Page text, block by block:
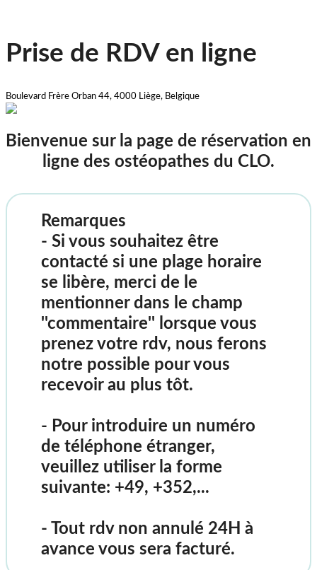
Prise de RDV en ligne
Boulevard Frère Orban 44, 4000 Liège, Belgique
Bienvenue sur la page de réservation en
ligne des ostéopathes du CLO.
Remarques
- Si vous souhaitez être
contacté si une plage horaire
se libère, merci de le
mentionner dans le champ
''commentaire'' lorsque vous
prenez votre rdv, nous ferons
notre possible pour vous
recevoir au plus tôt.
- Pour introduire un numéro
de téléphone étranger,
veuillez utiliser la forme
suivante: +49, +352,...
- Tout rdv non annulé 24H à
avance vous sera facturé.